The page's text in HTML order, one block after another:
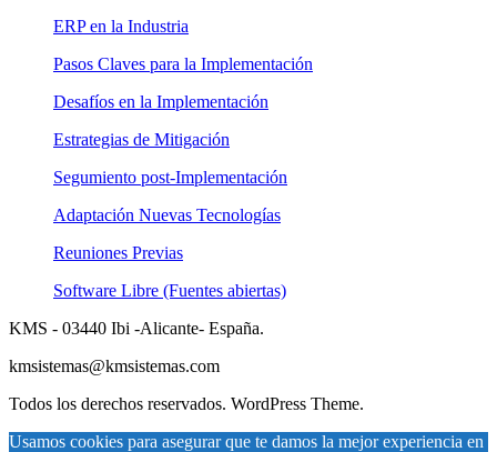
ERP en la Industria
Pasos Claves para la Implementación
Desafíos en la Implementación
Estrategias de Mitigación
Segumiento post-Implementación
Adaptación Nuevas Tecnologías
Reuniones Previas
Software Libre (Fuentes abiertas)
KMS - 03440 Ibi -Alicante- España.
kmsistemas@kmsistemas.com
Todos los derechos reservados. WordPress Theme.
Usamos cookies para asegurar que te damos la mejor experiencia en